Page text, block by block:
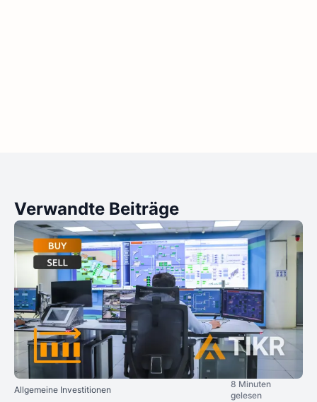
Verwandte Beiträge
Allgemeine Investitionen
8 Minuten
gelesen